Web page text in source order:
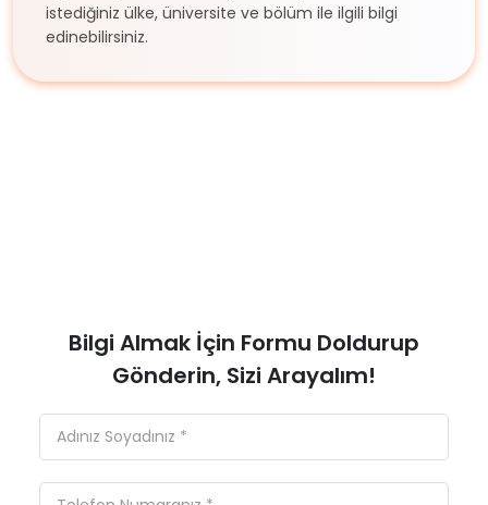
istediğiniz ülke, üniversite ve bölüm ile ilgili bilgi
edinebilirsiniz.
Bilgi Almak İçin Formu Doldurup
Gönderin, Sizi Arayalım!